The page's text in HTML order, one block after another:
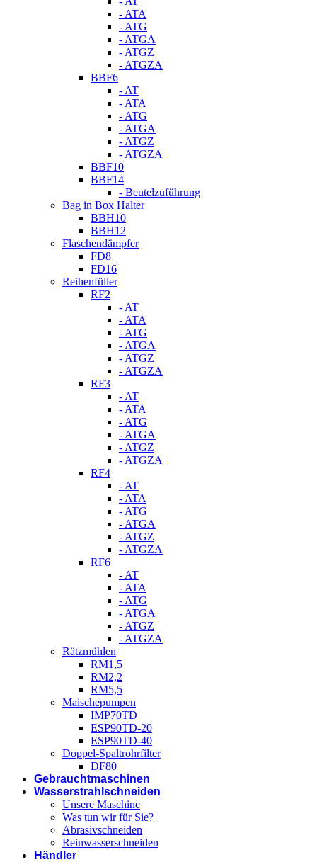
- ATA
- ATG
- ATGA
- ATGZ
- ATGZA
BBF6
- AT
- ATA
- ATG
- ATGA
- ATGZ
- ATGZA
BBF10
BBF14
- Beutelzuführung
Bag in Box Halter
BBH10
BBH12
Flaschendämpfer
FD8
FD16
Reihenfüller
RF2
- AT
- ATA
- ATG
- ATGA
- ATGZ
- ATGZA
RF3
- AT
- ATA
- ATG
- ATGA
- ATGZ
- ATGZA
RF4
- AT
- ATA
- ATG
- ATGA
- ATGZ
- ATGZA
RF6
- AT
- ATA
- ATG
- ATGA
- ATGZ
- ATGZA
Rätzmühlen
RM1,5
RM2,2
RM5,5
Maischepumpen
IMP70TD
ESP90TD-20
ESP90TD-40
Doppel-Spaltrohrfilter
DF80
Gebrauchtmaschinen
Wasserstrahlschneiden
Unsere Maschine
Was tun wir für Sie?
Abrasivschneiden
Reinwasserschneiden
Händler